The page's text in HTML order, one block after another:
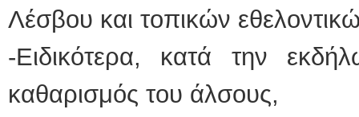
Λέσβου και τοπικών
-Ειδικότερα, κατά την
καθαρισμός του άλσους,